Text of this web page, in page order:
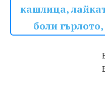
кашлица,
боли